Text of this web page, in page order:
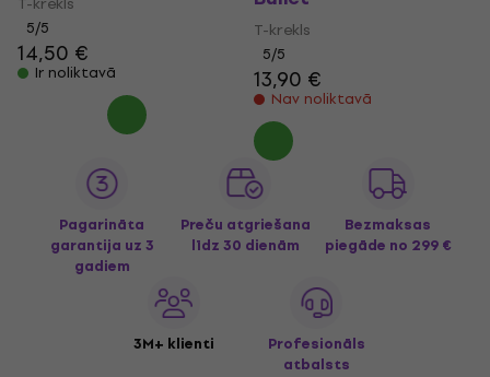
5/5
14,50 €
Ir noliktavā
T-krekls
5/5
13,90 €
Nav noliktavā
Pagarināta
garantija uz 3
gadiem
Preču atgriešana
līdz 30 dienām
Bezmaksas
piegāde no 299 €
3M+ klienti
Profesionāls
atbalsts